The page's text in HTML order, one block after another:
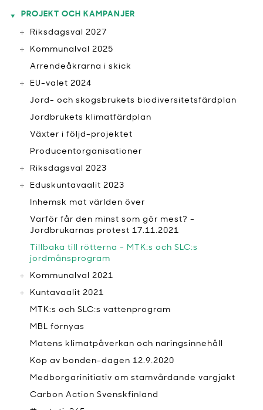
PROJEKT OCH KAMPANJER
Riksdagsval 2027
Kommunalval 2025
Arrendeåkrarna i skick
EU-valet 2024
Jord- och skogsbrukets biodiversitetsfärdplan
Jordbrukets klimatfärdplan
Växter i följd-projektet
Producentorganisationer
Riksdagsval 2023
Eduskuntavaalit 2023
Inhemsk mat världen över
Varför får den minst som gör mest? -
Jordbrukarnas protest 17.11.2021
Tillbaka till rötterna - MTK:s och SLC:s
jordmånsprogram
Kommunalval 2021
Kuntavaalit 2021
MTK:s och SLC:s vattenprogram
MBL förnyas
Matens klimatpåverkan och näringsinnehåll
Köp av bonden-dagen 12.9.2020
Medborgarinitiativ om stamvårdande vargjakt
Carbon Action Svenskfinland